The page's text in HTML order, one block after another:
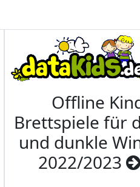
Offline
Brettspiele für
und dunkle
2022/2023